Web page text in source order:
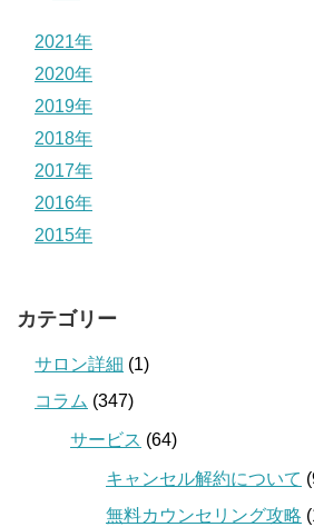
2021年
2020年
2019年
2018年
2017年
2016年
2015年
カテゴリー
サロン詳細 (1)
コラム (347)
サービス (64)
キャンセル解約について
無料カウンセリング攻略